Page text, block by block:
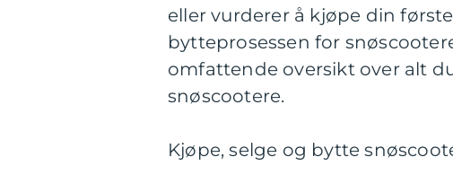
eller vurderer å kjøpe din
bytteprosessen for
omfattende oversikt over alt
snøscootere.
Kjøpe, selge og bytte